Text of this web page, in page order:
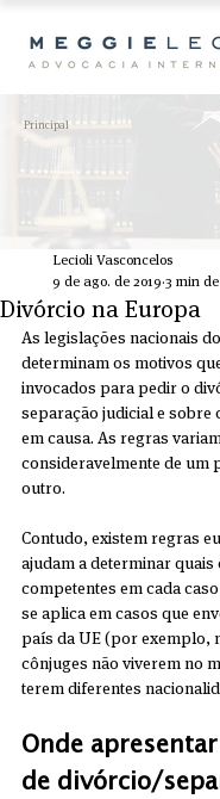
Principal
Divórcio na Europa
Lecioli Vasconcelos
9 de ago. de 2019 3 min
As legislações nacionais
determinam os motivos
invocados para pedir o
separação judicial e sobre
em causa. As regras
consideravelmente de um
outro.
Contudo, existem regras
ajudam a determinar quais
competentes em cada
se aplica em casos que
país da UE (por exemplo,
cônjuges não viverem no
terem diferentes
Onde
de divórcio/